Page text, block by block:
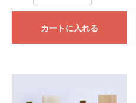
カートに入れる